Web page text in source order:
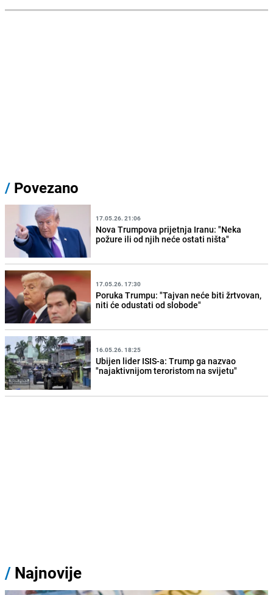
/ Povezano
17.05.26. 21:06
Nova Trumpova prijetnja Iranu: "Neka
požure ili od njih neće ostati ništa"
17.05.26. 17:30
Poruka Trumpu: "Tajvan neće biti žrtvovan,
niti će odustati od slobode"
16.05.26. 18:25
Ubijen lider ISIS-a: Trump ga nazvao
"najaktivnijom teroristom na svijetu"
/ Najnovije